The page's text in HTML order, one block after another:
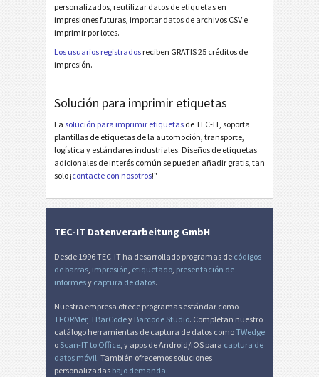
LTO Etiquetas LTO
I Etiquetas para inventario
€ Mandato SEPA
₣ Factura-QR suiza
M Miscelánea
personalizados, reutilizar datos de etiquetas en
impresiones futuras, importar datos de archivos CSV e
imprimir por lotes.
Los usuarios registrados reciben GRATIS 25 créditos de
impresión.
Solución para imprimir etiquetas
La solución para imprimir etiquetas de TEC-IT, soporta
plantillas de etiquetas de la automoción, transporte,
logística y estándares industriales. Diseños de etiquetas
adicionales de interés común se pueden añadir gratis, tan
solo ¡contacte con nosotros!"
TEC-IT Datenverarbeitung GmbH
Desde 1996 TEC-IT ha desarrollado programas de códigos
de barras, impresión, etiquetado, presentación de
informesy captura de datos.
Nuestra empresa ofrece programas estándar como
TFORMer, TBarCodey Barcode Studio. Completan nuestro
catálogo herramientas de captura de datos comoTWedge
o Scan-IT to Office, y apps de Android/iOS para captura de
datos móvil. También ofrecemos soluciones
personalizadas bajo demanda.